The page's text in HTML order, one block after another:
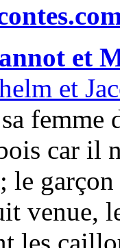
et
et
femme
car il
le
venue,